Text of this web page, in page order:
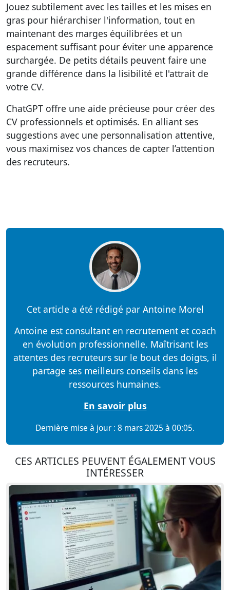
Jouez subtilement avec les tailles et les mises en
gras pour hiérarchiser l'information, tout en
maintenant des marges équilibrées et un
espacement suffisant pour éviter une apparence
surchargée. De petits détails peuvent faire une
grande différence dans la lisibilité et l'attrait de
votre CV.
ChatGPT offre une aide précieuse pour créer des
CV professionnels et optimisés. En alliant ses
suggestions avec une personnalisation attentive,
vous maximisez vos chances de capter l’attention
des recruteurs.
Cet article a été rédigé par Antoine Morel
Antoine est consultant en recrutement et coach
en évolution professionnelle. Maîtrisant les
attentes des recruteurs sur le bout des doigts, il
partage ses meilleurs conseils dans les
ressources humaines.
En savoir plus
Dernière mise à jour : 8 mars 2025 à 00:05.
CES ARTICLES PEUVENT ÉGALEMENT VOUS
INTÉRESSER